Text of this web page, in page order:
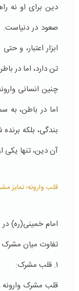
دین برای او نه
صعود در دنیاست.
ابزار اعتبار، و
تن دارد، اما در
چنین انسانی
اما در باطن،
بندگی، بلکه
آن دین، تنها یکی
قلب وارونه؛ تمایز
امام خمینی(ره)
تفاوت میان مشرک
۱. قلب مشرک:
قلب مشرک وارونه